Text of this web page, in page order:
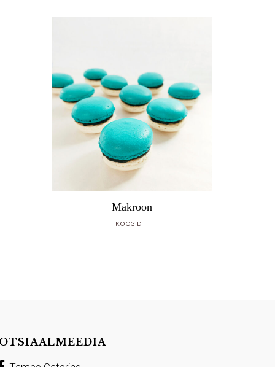
Makroon
KOOGID